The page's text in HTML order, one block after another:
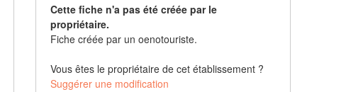
Cette fiche n'a pas été créée par le
propriétaire.
Fiche créée par un oenotouriste.
Vous êtes le propriétaire de cet établissement ?
Suggérer une modification